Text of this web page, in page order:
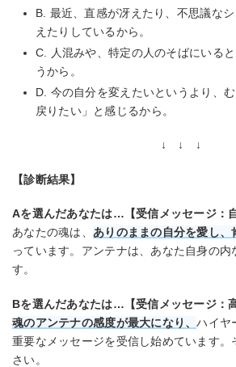
B. 最近、直感が冴えたり、不思議な
えたりしているから。
C. 人混みや、特定の人のそばにいる
うから。
D. 今の自分を変えたいというより、
戻りたい」と感じるから。
↓ ↓ ↓
【診断結果】
Aを選んだあなたは…【受信メッセージ：
あなたの魂は、 ありのままの自分を愛し、
っています。アンテナは、あなた自身の内
す。
Bを選んだあなたは…【受信メッセージ：
魂のアンテナの感度が最大になり、ハイヤ
重要なメッセージを受信し始めています
さい。